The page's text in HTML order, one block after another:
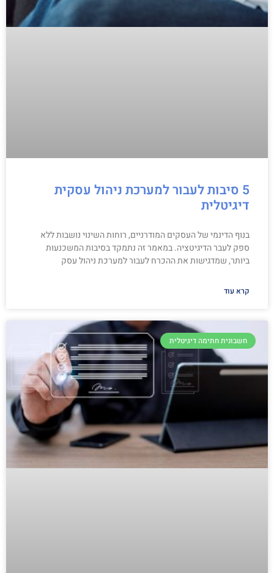
5 סיבות לעבור למערכת ניהול עסקית
דיגיטלית
בנוף הדינמי של העסקים המודרניים, רוחות השינוי נושבות ללא
ספק לעבר הדיגיטציה. במאמר זה נתמקד בסיבות המשכנעות
ביותר, שמדגישות את ההכרח לעבור למערכת ניהול עסק
קרא עוד
חשבונית חתימה דיגיטלית